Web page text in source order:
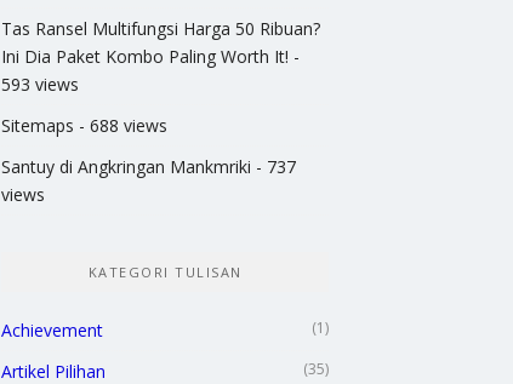
Tas Ransel Multifungsi Harga 50 Ribuan?
Ini Dia Paket Kombo Paling Worth It! -
593 views
Sitemaps - 688 views
Santuy di Angkringan Mankmriki - 737
views
KATEGORI TULISAN
Achievement (1)
Artikel Pilihan (35)